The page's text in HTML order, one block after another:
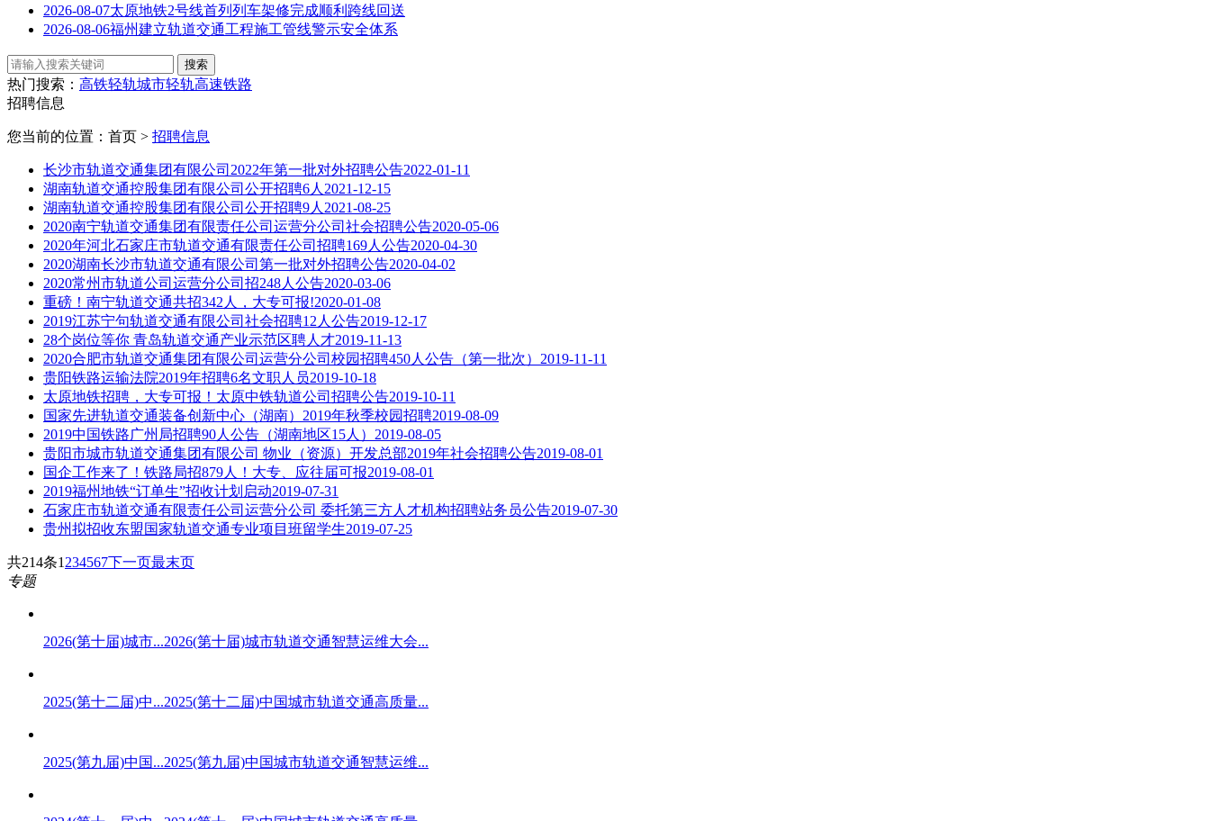
2026-08-07太原地铁2号线首列列车架修完成顺利跨线回送
2026-08-06福州建立轨道交通工程施工管线警示安全体系
热门搜索： 高铁轻轨城市轻轨高速铁路
招聘信息
您当前的位置：首页 > 招聘信息
长沙市轨道交通集团有限公司2022年第一批对外招聘公告2022-01-11
湖南轨道交通控股集团有限公司公开招聘6人 2021-12-15
湖南轨道交通控股集团有限公司公开招聘9人 2021-08-25
2020南宁轨道交通集团有限责任公司运营分公司社会招聘公告2020-05-06
2020年河北石家庄市轨道交通有限责任公司招聘169人公告2020-04-30
2020湖南长沙市轨道交通有限公司第一批对外招聘公告2020-04-02
2020常州市轨道公司运营分公司招248人公告2020-03-06
重磅！南宁轨道交通共招342人，大专可报!2020-01-08
2019江苏宁句轨道交通有限公司社会招聘12人公告2019-12-17
28个岗位等你 青岛轨道交通产业示范区聘人才2019-11-13
2020合肥市轨道交通集团有限公司运营分公司校园招聘450人公告（第一批次） 2019-11-11
贵阳铁路运输法院2019年招聘6名文职人员2019-10-18
太原地铁招聘，大专可报！太原中铁轨道公司招聘公告2019-10-11
国家先进轨道交通装备创新中心（湖南）2019年秋季校园招聘2019-08-09
2019中国铁路广州局招聘90人公告（湖南地区15人） 2019-08-05
贵阳市城市轨道交通集团有限公司 物业（资源）开发总部2019年社会招聘公告2019-08-01
国企工作来了！铁路局招879人！大专、应往届可报2019-08-01
2019福州地铁“订单生”招收计划启动2019-07-31
石家庄市轨道交通有限责任公司运营分公司 委托第三方人才机构招聘站务员公告2019-07-30
贵州拟招收东盟国家轨道交通专业项目班留学生2019-07-25
共214条1 234567下一页最末页
专题
2026(第十届)城市...2026(第十届)城市轨道交通智慧运维大会...
2025(第十二届)中...2025(第十二届)中国城市轨道交通高质量...
2025(第九届)中国...2025(第九届)中国城市轨道交通智慧运维...